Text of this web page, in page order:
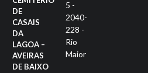
DE
CASAIS
DA
LAGOA –
AVEIRAS
DE BAIXO
5 -
2040-
228 -
Rio
Maior